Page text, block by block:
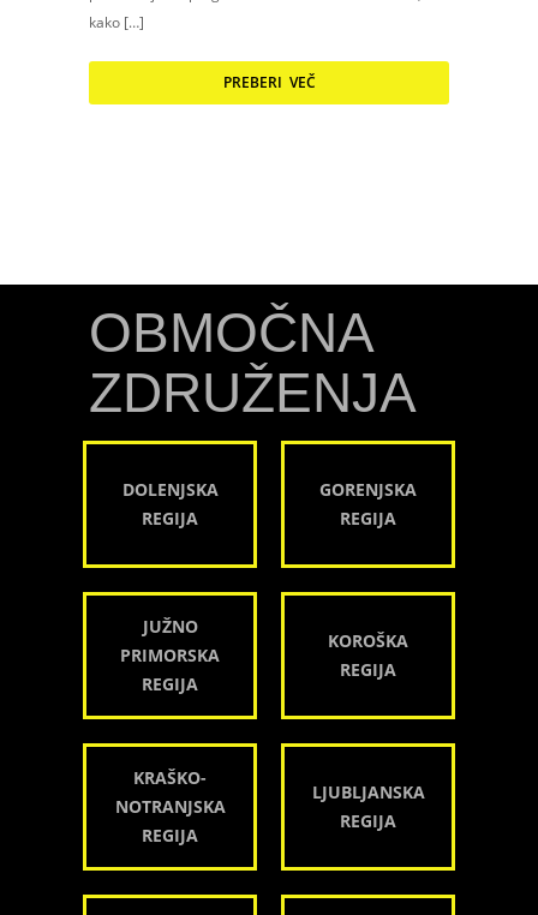
kako […]
PREBERI VEČ
OBMOČNA
ZDRUŽENJA
DOLENJSKA
REGIJA
GORENJSKA
REGIJA
JUŽNO
PRIMORSKA
REGIJA
KOROŠKA
REGIJA
KRAŠKO-
NOTRANJSKA
REGIJA
LJUBLJANSKA
REGIJA